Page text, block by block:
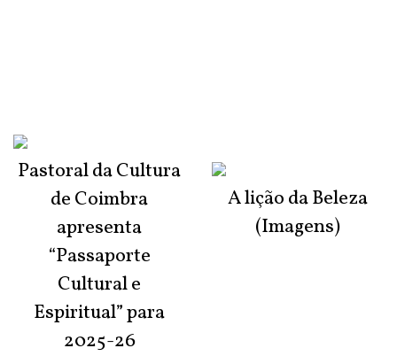
Pastoral da Cultura
de Coimbra
apresenta
“Passaporte
Cultural e
Espiritual” para
2025-26
A lição da Beleza
(Imagens)